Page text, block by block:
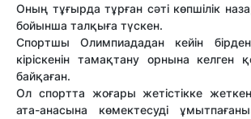
Оның тұғырда тұрған сәті көпшілік
бойынша талқыға түскен.
Спортшы Олимпиададан кейін
кіріскенін тамақтану орнына келген
байқаған.
Ол спортта жоғары жетістікке
ата-анасына көмектесуді